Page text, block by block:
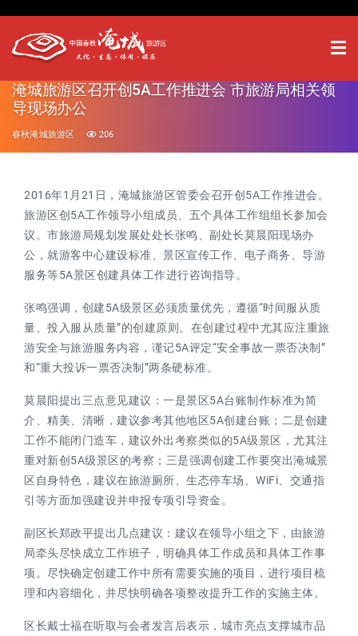
淹城旅游区召开创5A工作推进会 市旅游局相关领
导现场办公
春秋淹城旅游区 206
2016年1月21日，淹城旅游区管委会召开创5A工作推进会。
旅游区创5A工作领导小组成员、五个具体工作组组长参加会
议。市旅游局规划发展处处长张鸣、副处长莫晨阳现场办
公，就游客中心建设标准、景区宣传工作、电子商务、导游
服务等5A景区创建具体工作进行咨询指导。
张鸣强调，创建5A级景区必须质量优先，遵循“时间服从质
量、投入服从质量”的创建原则。在创建过程中尤其应注重旅
游安全与旅游服务内容，谨记5A评定“安全事故一票否决制”
和“重大投诉一票否决制”两条硬标准。
莫晨阳提出三点意见建议：一是景区5A台账制作标准为简
介、精美、清晰，建议参考其他地区5A创建台账；二是创建
工作不能闭门造车，建议外出考察类似的5A级景区，尤其注
重对新创5A级景区的考察；三是强调创建工作要突出淹城景
区自身特色，建议在旅游厕所、生态停车场、WiFi、交通指
引等方面加强建设并申报专项引导资金。
副区长郑政平提出几点建议：建议在领导小组之下，由旅游
局牵头尽快成立工作班子，明确具体工作成员和具体工作事
项。尽快确定创建工作中所有需要实施的项目，进行项目梳
理和内容细化，并尽快明确各项整改提升工作的实施主体。
区长戴士福在听取与会者发言后表示，城市亮点支撑城市品